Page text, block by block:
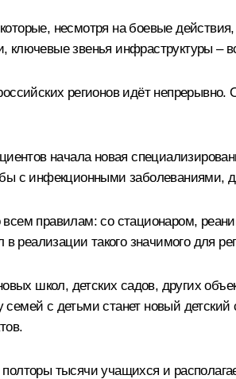
несмотря на боевые
ключевые звенья инфраструктуры
регионов идёт
начала новая
с инфекционными заболеваниями,
правилам: со стационаром,
реализации такого значимого для
школ, детских садов, других
с детьми станет новый
тысячи учащихся и